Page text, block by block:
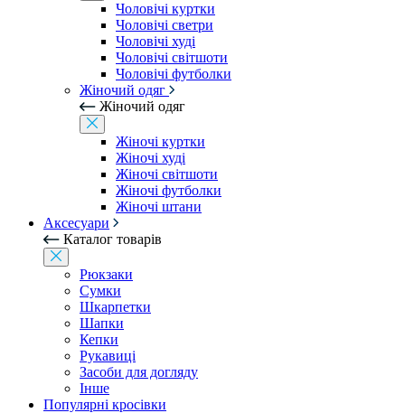
Чоловічі куртки
Чоловічі светри
Чоловічі худі
Чоловічі світшоти
Чоловічі футболки
Жіночий одяг
Жіночий одяг
Жіночі куртки
Жіночі худі
Жіночі світшоти
Жіночі футболки
Жіночі штани
Аксесуари
Каталог товарів
Рюкзаки
Сумки
Шкарпетки
Шапки
Кепки
Рукавиці
Засоби для догляду
Інше
Популярні кросівки